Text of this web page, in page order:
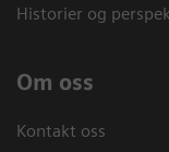
Historier og
Om oss
Kontakt oss